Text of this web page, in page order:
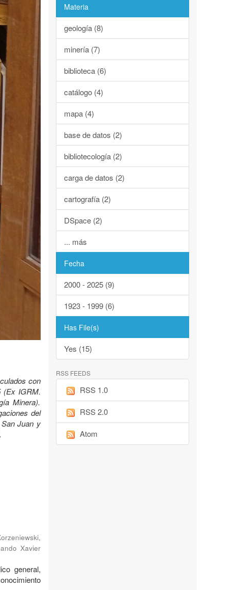
con
(Ex IGRM.
Minera).
del
Juan y
Xavier
general,
Materia
geología (8)
minería (7)
biblioteca (6)
catálogo (4)
mapa (4)
base de datos (2)
bibliotecología (2)
carga de datos (2)
cartografía (2)
DSpace (2)
... más
Fecha
2000 - 2025 (9)
1923 - 1999 (6)
Has File(s)
Yes (15)
RSS FEEDS
RSS 1.0
RSS 2.0
Atom